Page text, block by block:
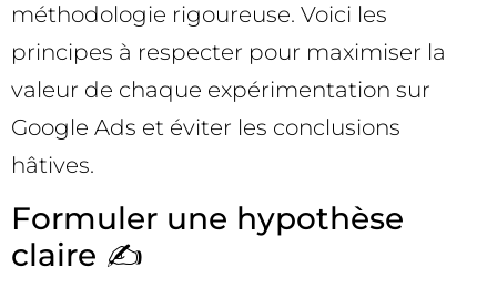
méthodologie rigoureuse. Voici les
principes à respecter pour maximiser la
valeur de chaque expérimentation sur
Google Ads et éviter les conclusions
hâtives.
Formuler une hypothèse
claire ✍️